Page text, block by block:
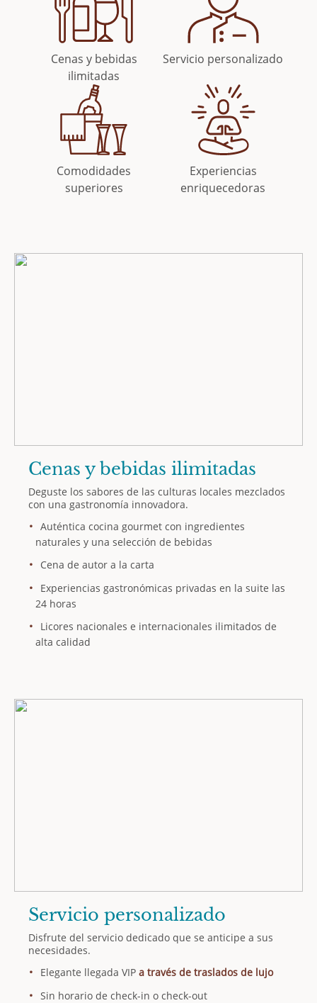
Cenas y bebidas
ilimitadas
Servicio personalizado
Comodidades
superiores
Experiencias
enriquecedoras
Cenas y bebidas ilimitadas
Deguste los sabores de las culturas locales mezclados
con una gastronomía innovadora.
Auténtica cocina gourmet con ingredientes
naturales y una selección de bebidas
Cena de autor a la carta
Experiencias gastronómicas privadas en la suite las
24 horas
Licores nacionales e internacionales ilimitados de
alta calidad
Servicio personalizado
Disfrute del servicio dedicado que se anticipe a sus
necesidades.
Elegante llegada VIP a través de traslados de lujo
Sin horario de check-in o check-out